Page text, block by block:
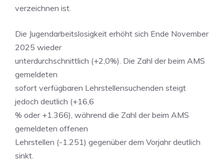
verzeichnen ist.
Die Jugendarbeitslosigkeit erhöht sich Ende November
2025 wieder
unterdurchschnittlich (+2,0%). Die Zahl der beim AMS
gemeldeten
sofort verfügbaren Lehrstellensuchenden steigt
jedoch deutlich (+16,6
% oder +1.366), während die Zahl der beim AMS
gemeldeten offenen
Lehrstellen (-1.251) gegenüber dem Vorjahr deutlich
sinkt.